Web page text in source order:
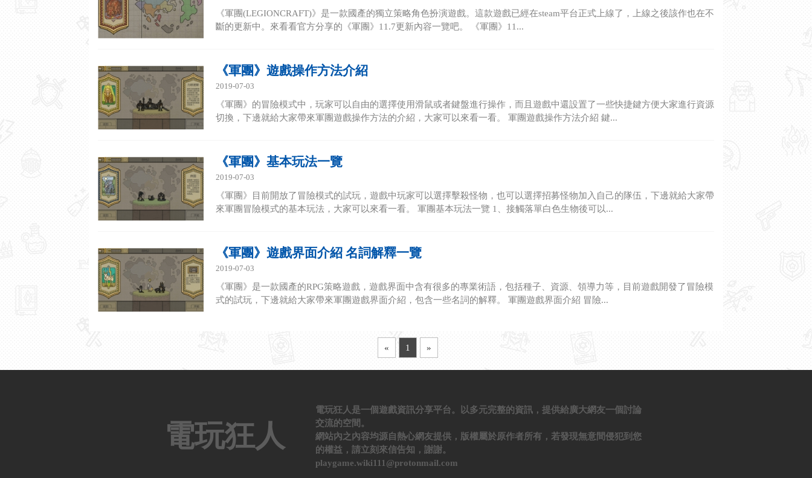
《軍團(LEGIONCRAFT)》是一款國產的獨立策略角色扮演遊戲。這款遊戲已經在steam平台正式上線了，上線之後該作也在不
斷的更新中。來看看官方分享的《軍團》11.7更新內容一覽吧。 《軍團》11...
《軍團》遊戲操作方法介紹
2019-07-03
《軍團》的冒險模式中，玩家可以自由的選擇使用滑鼠或者鍵盤進行操作，而且遊戲中還設置了一些快捷鍵方便大家進行資源
切換，下邊就給大家帶來軍團遊戲操作方法的介紹，大家可以來看一看。 軍團遊戲操作方法介紹 鍵...
《軍團》基本玩法一覽
2019-07-03
《軍團》目前開放了冒險模式的試玩，遊戲中玩家可以選擇擊殺怪物，也可以選擇招募怪物加入自己的隊伍，下邊就給大家帶
來軍團冒險模式的基本玩法，大家可以來看一看。 軍團基本玩法一覽 1、接觸落單白色生物後可以...
《軍團》遊戲界面介紹 名詞解釋一覽
2019-07-03
《軍團》是一款國產的RPG策略遊戲，遊戲界面中含有很多的專業術語，包括種子、資源、領導力等，目前遊戲開發了冒險模
式的試玩，下邊就給大家帶來軍團遊戲界面介紹，包含一些名詞的解釋。 軍團遊戲界面介紹 冒險...
« 1 »
電玩狂人
電玩狂人是一個遊戲資訊分享平台。以多元完整的資訊，提供給廣大網友一個討論
交流的空間。
網站內之內容均源自熱心網友提供，版權屬於原作者所有，若發現無意間侵犯到您
的權益，請立刻來信告知，謝謝。
playgame.wiki111@protonmail.com